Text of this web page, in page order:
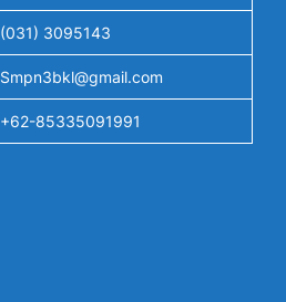
(031) 3095143
Smpn3bkl@gmail.com
+62-85335091991